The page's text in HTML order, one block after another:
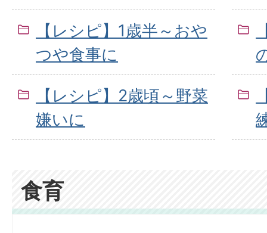
【レシピ】1歳半～おや
つや食事に
【レシピ】2歳頃～野菜
嫌いに
食育